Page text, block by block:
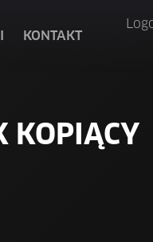
KONTAKT
KOPIĄCY